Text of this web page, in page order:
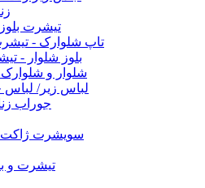
تیشرت
تاپ شلوارک -
بلوز شلوار -
شلوار و
لباس زیر/ لباس
جوراب
سویشرت ژاکت
تیشرت و